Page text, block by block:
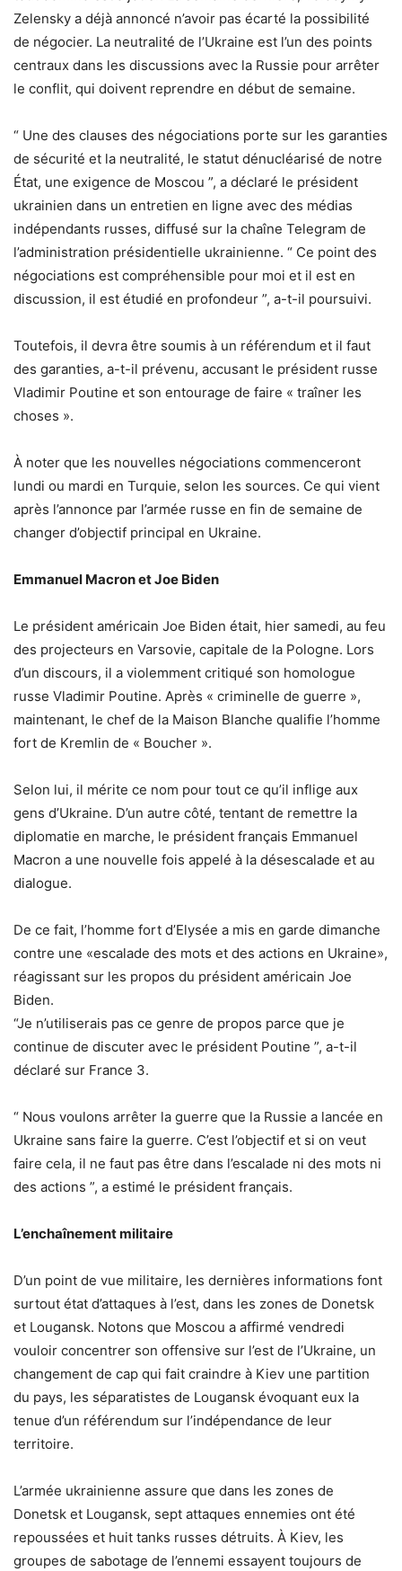
Zelensky a déjà annoncé n’avoir pas écarté la possibilité
de négocier. La neutralité de l’Ukraine est l’un des points
centraux dans les discussions avec la Russie pour arrêter
le conflit, qui doivent reprendre en début de semaine.
“ Une des clauses des négociations porte sur les garanties
de sécurité et la neutralité, le statut dénucléarisé de notre
État, une exigence de Moscou ”, a déclaré le président
ukrainien dans un entretien en ligne avec des médias
indépendants russes, diffusé sur la chaîne Telegram de
l’administration présidentielle ukrainienne. “ Ce point des
négociations est compréhensible pour moi et il est en
discussion, il est étudié en profondeur ”, a-t-il poursuivi.
Toutefois, il devra être soumis à un référendum et il faut
des garanties, a-t-il prévenu, accusant le président russe
Vladimir Poutine et son entourage de faire « traîner les
choses ».
À noter que les nouvelles négociations commenceront
lundi ou mardi en Turquie, selon les sources. Ce qui vient
après l’annonce par l’armée russe en fin de semaine de
changer d’objectif principal en Ukraine.
Emmanuel Macron et Joe Biden
Le président américain Joe Biden était, hier samedi, au feu
des projecteurs en Varsovie, capitale de la Pologne. Lors
d’un discours, il a violemment critiqué son homologue
russe Vladimir Poutine. Après « criminelle de guerre »,
maintenant, le chef de la Maison Blanche qualifie l’homme
fort de Kremlin de « Boucher ».
Selon lui, il mérite ce nom pour tout ce qu’il inflige aux
gens d’Ukraine. D’un autre côté, tentant de remettre la
diplomatie en marche, le président français Emmanuel
Macron a une nouvelle fois appelé à la désescalade et au
dialogue.
De ce fait, l’homme fort d’Elysée a mis en garde dimanche
contre une «escalade des mots et des actions en Ukraine»,
réagissant sur les propos du président américain Joe
Biden.
“Je n’utiliserais pas ce genre de propos parce que je
continue de discuter avec le président Poutine ”, a-t-il
déclaré sur France 3.
“ Nous voulons arrêter la guerre que la Russie a lancée en
Ukraine sans faire la guerre. C’est l’objectif et si on veut
faire cela, il ne faut pas être dans l’escalade ni des mots ni
des actions ”, a estimé le président français.
L’enchaînement militaire
D’un point de vue militaire, les dernières informations font
surtout état d’attaques à l’est, dans les zones de Donetsk
et Lougansk. Notons que Moscou a affirmé vendredi
vouloir concentrer son offensive sur l’est de l’Ukraine, un
changement de cap qui fait craindre à Kiev une partition
du pays, les séparatistes de Lougansk évoquant eux la
tenue d’un référendum sur l’indépendance de leur
territoire.
L’armée ukrainienne assure que dans les zones de
Donetsk et Lougansk, sept attaques ennemies ont été
repoussées et huit tanks russes détruits. À Kiev, les
groupes de sabotage de l’ennemi essayent toujours de